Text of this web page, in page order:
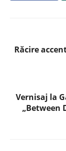
Răcire
Vernisaj la
„Between